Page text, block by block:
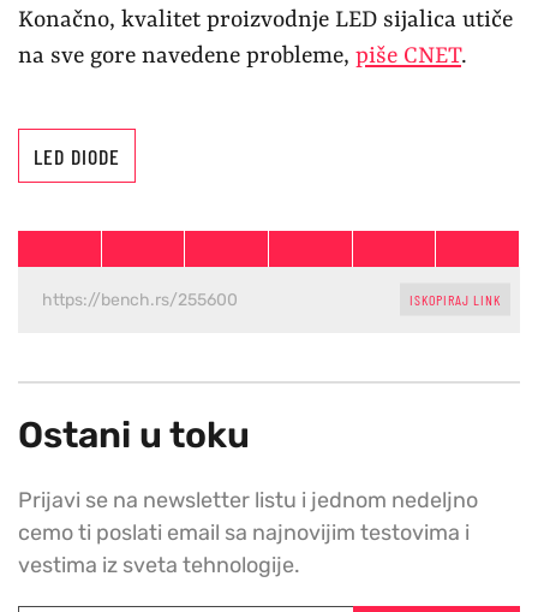
Konačno, kvalitet proizvodnje LED sijalica utiče
na sve gore navedene probleme, piše CNET.
LED DIODE
ISKOPIRAJ LINK
Ostani u toku
Prijavi se na newsletter listu i jednom nedeljno
cemo ti poslati email sa najnovijim testovima i
vestima iz sveta tehnologije.